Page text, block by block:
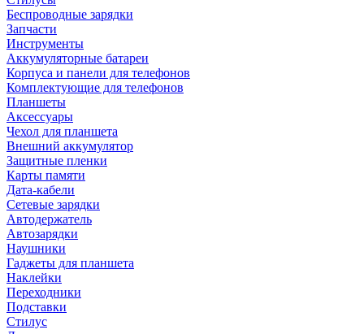
Беспроводные зарядки
Запчасти
Инструменты
Аккумуляторные батареи
Корпуса и панели для телефонов
Комплектующие для телефонов
Планшеты
Аксессуары
Чехол для планшета
Внешний аккумулятор
Защитные пленки
Карты памяти
Дата-кабели
Сетевые зарядки
Автодержатель
Автозарядки
Наушники
Гаджеты для планшета
Наклейки
Переходники
Подставки
Стилус